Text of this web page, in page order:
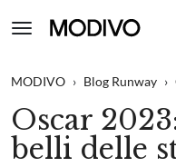
MODIVO › Blog Runway ›
Oscar
belli delle